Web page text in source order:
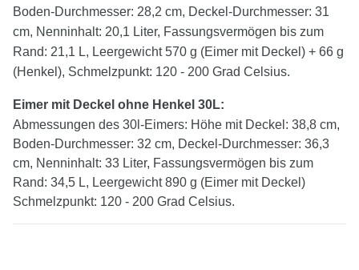
Boden-Durchmesser: 28,2 cm, Deckel-Durchmesser: 31
cm, Nenninhalt: 20,1 Liter, Fassungsvermögen bis zum
Rand: 21,1 L, Leergewicht 570 g (Eimer mit Deckel) + 66 g
(Henkel), Schmelzpunkt: 120 - 200 Grad Celsius.
Eimer mit Deckel ohne Henkel 30L:
Abmessungen des 30l-Eimers: Höhe mit Deckel: 38,8 cm,
Boden-Durchmesser: 32 cm, Deckel-Durchmesser: 36,3
cm, Nenninhalt: 33 Liter, Fassungsvermögen bis zum
Rand: 34,5 L, Leergewicht 890 g (Eimer mit Deckel)
Schmelzpunkt: 120 - 200 Grad Celsius.